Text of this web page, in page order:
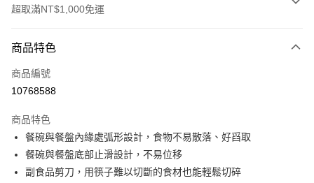
超取滿NT$1,000免運
信用卡一次付款
LINE Pay
街口支付
ATM付款
商品特色
商品編號
10768588
商品特色
餐碗與餐盤內緣處弧形設計，食物不易散落、好舀取
餐碗與餐盤底部止滑設計，不易位移
副食品剪刀，用筷子難以切斷的食材也能輕鬆切碎